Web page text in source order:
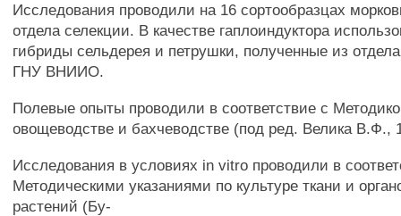
Исследования проводили на 16 сортообразцах
отдела селекции. В качестве гаплоиндуктора
гибриды сельдерея и петрушки, полученные из
ГНУ ВНИИО.
Полевые опыты проводили в соответствие с
овощеводстве и бахчеводстве (под ред. Велика В.Ф.,
Исследования в условиях in vitro проводили в
Методическими указаниями по культуре ткани и
растений (Бу-